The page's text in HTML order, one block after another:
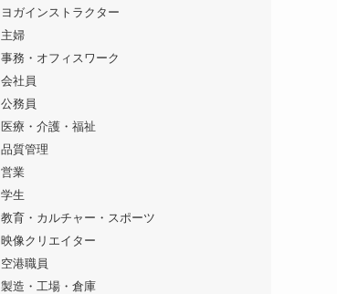
ヨガインストラクター
主婦
事務・オフィスワーク
会社員
公務員
医療・介護・福祉
品質管理
営業
学生
教育・カルチャー・スポーツ
映像クリエイター
空港職員
製造・工場・倉庫